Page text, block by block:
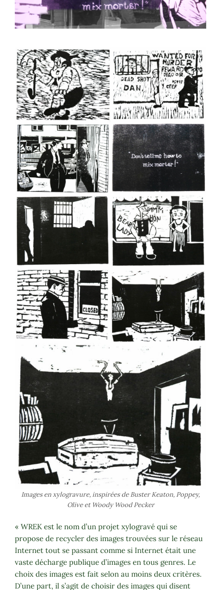
Images en xylogravure, inspirées de Buster Keaton, Poppey,
Olive et Woody Wood Pecker
« WREK est le nom d’un projet xylogravé qui se
propose de recycler des images trouvées sur le réseau
Internet tout se passant comme si Internet était une
vaste décharge publique d’images en tous genres. Le
choix des images est fait selon au moins deux critères.
D’une part, il s’agit de choisir des images qui disent